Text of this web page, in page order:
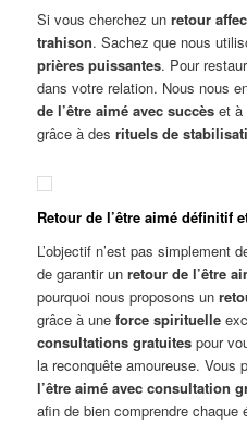
Si vous cherchez unretoura
trahison. Sachez que nous
prières puissantes. Pour
dans votre relation. Nous nous
de l’être aimé avec succès et à
grâce à desrituels de
Retour de l’être aimé définitif
L’objectif n’est pas simplement
de garantir unretour de l’être
pourquoi nous proposons un
grâce à uneforce spirituelle
consultations gratuites pour
la reconquête amoureuse. Vous
l’être aimé avec consultation
afin de bien comprendre chaque